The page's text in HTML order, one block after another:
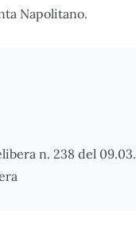
Napolitano.
n. 238 del